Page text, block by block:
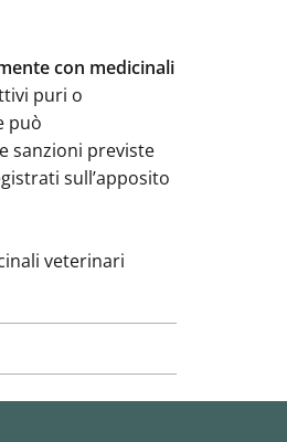
con medicinali
puri o
può
sanzioni previste
sull’apposito
veterinari